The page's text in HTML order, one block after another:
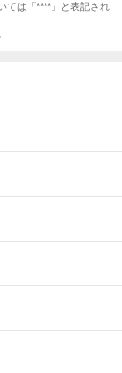
ては「****」と表記され